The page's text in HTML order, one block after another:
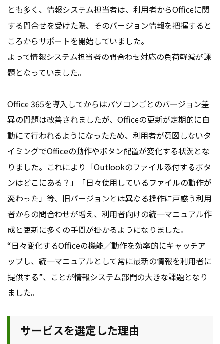
とも多く、情報システム担当者は、利用者からOfficeに関
する問合せを受けた際、そのバージョン情報を把握すると
ころからサポートを開始していました。
よって情報システム担当者の問合わせ対応の負荷軽減が課
題となっていました。
Office 365を導入してからはパソコンごとのバージョン差
異の問題は改善されましたが、Officeの更新が定期的に自
動にて行われるようになったため、利用者が意図しないタ
イミングでOfficeの動作やボタン配置が変化する状況とな
りました。これにより「Outlookのファイル添付するボタ
ンはどこにある？」「日々使用しているファイルの動作が
変わった」等、旧バージョンとは異なる操作に戸惑う利用
者からの問合わせが増え、利用者向けの統一マニュアル作
成と更新に多くの手間が掛かるようになりました。
“日々変化するOfficeの機能／動作を効率的にキャッチア
ップし、統一マニュアルとして常に最新の情報を利用者に
提供する”、ことが情報システム部門の大きな課題となり
ました。
サービスを選定した理由